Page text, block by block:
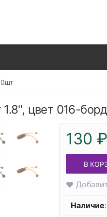
цвет 016-
130 ₽
В
Наличие: